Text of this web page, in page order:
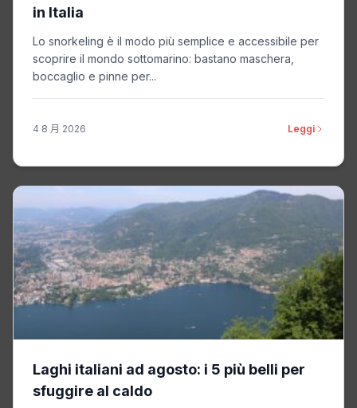
in Italia
Lo snorkeling è il modo più semplice e accessibile per
scoprire il mondo sottomarino: bastano maschera,
boccaglio e pinne per...
4 8 月 2026 Leggi
Laghi italiani ad agosto: i 5 più belli per
sfuggire al caldo